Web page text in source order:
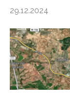
29.12.2024